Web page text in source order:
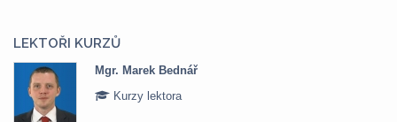
LEKTOŘI KURZŮ
Mgr. Marek Bednář
Kurzy lektora